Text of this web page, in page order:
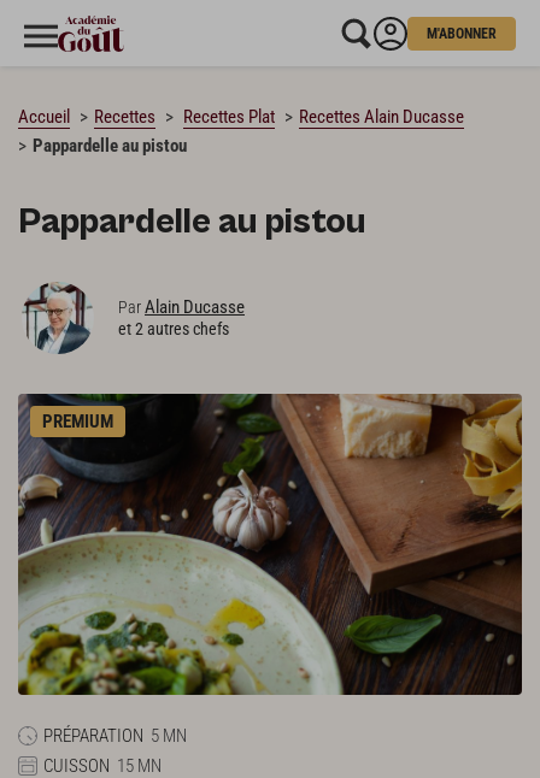
M'ABONNER
Accueil Recettes Recettes Plat
Recettes Alain Ducasse
Pappardelle au pistou
Pappardelle au pistou
ParAlain Ducasse
et 2 autres chefs
PREMIUM
PRÉPARATION 5 MN
CUISSON 15 MN
CHARGEMENT…